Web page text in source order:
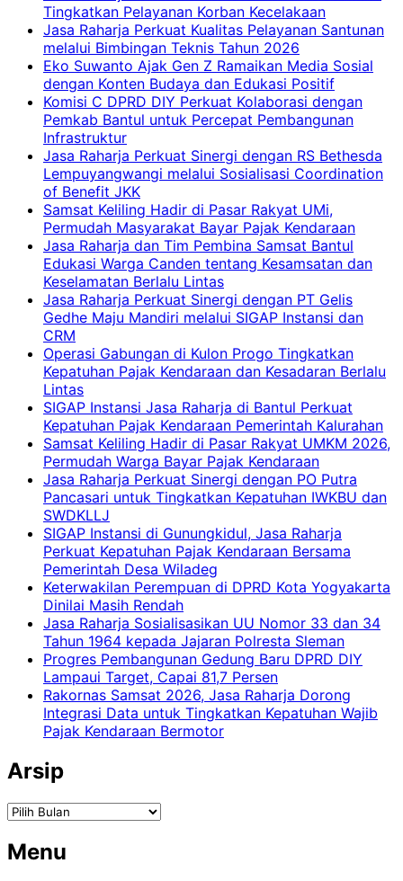
Tingkatkan Pelayanan Korban Kecelakaan
Jasa Raharja Perkuat Kualitas Pelayanan Santunan
melalui Bimbingan Teknis Tahun 2026
Eko Suwanto Ajak Gen Z Ramaikan Media Sosial
dengan Konten Budaya dan Edukasi Positif
Komisi C DPRD DIY Perkuat Kolaborasi dengan
Pemkab Bantul untuk Percepat Pembangunan
Infrastruktur
Jasa Raharja Perkuat Sinergi dengan RS Bethesda
Lempuyangwangi melalui Sosialisasi Coordination
of Benefit JKK
Samsat Keliling Hadir di Pasar Rakyat UMi,
Permudah Masyarakat Bayar Pajak Kendaraan
Jasa Raharja dan Tim Pembina Samsat Bantul
Edukasi Warga Canden tentang Kesamsatan dan
Keselamatan Berlalu Lintas
Jasa Raharja Perkuat Sinergi dengan PT Gelis
Gedhe Maju Mandiri melalui SIGAP Instansi dan
CRM
Operasi Gabungan di Kulon Progo Tingkatkan
Kepatuhan Pajak Kendaraan dan Kesadaran Berlalu
Lintas
SIGAP Instansi Jasa Raharja di Bantul Perkuat
Kepatuhan Pajak Kendaraan Pemerintah Kalurahan
Samsat Keliling Hadir di Pasar Rakyat UMKM 2026,
Permudah Warga Bayar Pajak Kendaraan
Jasa Raharja Perkuat Sinergi dengan PO Putra
Pancasari untuk Tingkatkan Kepatuhan IWKBU dan
SWDKLLJ
SIGAP Instansi di Gunungkidul, Jasa Raharja
Perkuat Kepatuhan Pajak Kendaraan Bersama
Pemerintah Desa Wiladeg
Keterwakilan Perempuan di DPRD Kota Yogyakarta
Dinilai Masih Rendah
Jasa Raharja Sosialisasikan UU Nomor 33 dan 34
Tahun 1964 kepada Jajaran Polresta Sleman
Progres Pembangunan Gedung Baru DPRD DIY
Lampaui Target, Capai 81,7 Persen
Rakornas Samsat 2026, Jasa Raharja Dorong
Integrasi Data untuk Tingkatkan Kepatuhan Wajib
Pajak Kendaraan Bermotor
Arsip
Arsip
Menu